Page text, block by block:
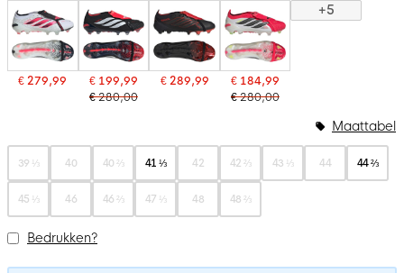
€ 279,99
€ 199,99
€ 280,00
€ 289,99
€ 184,99
€ 280,00
+5
39 ⅓ 40 40 ⅔ 41 ⅓ 42 42 ⅔ 43 ⅓ 44 44 ⅔
45 ⅓ 46 46 ⅔ 47 ⅓ 48 48 ⅔
Maattabel
Bedrukken?